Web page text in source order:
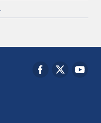
.